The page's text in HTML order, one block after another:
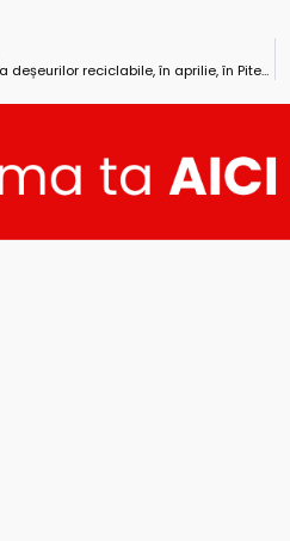
Graficul de colectare a deșeurilor reciclabile, în aprilie, în Pitești